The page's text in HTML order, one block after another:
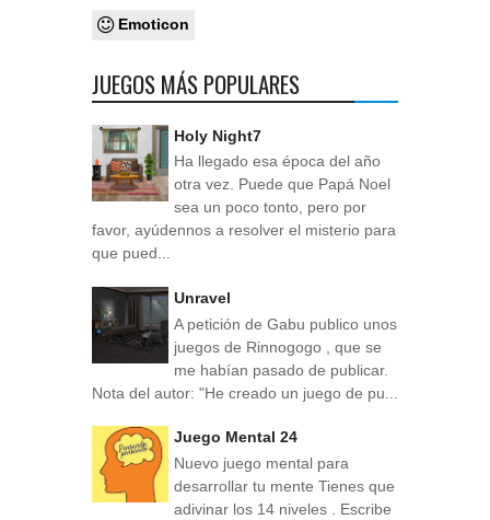
Emoticon
JUEGOS MÁS POPULARES
Holy Night7
Ha llegado esa época del año
otra vez. Puede que Papá Noel
sea un poco tonto, pero por
favor, ayúdennos a resolver el misterio para
que pued...
Unravel
A petición de Gabu publico unos
juegos de Rinnogogo , que se
me habían pasado de publicar.
Nota del autor: "He creado un juego de pu...
Juego Mental 24
Nuevo juego mental para
desarrollar tu mente Tienes que
adivinar los 14 niveles . Escribe